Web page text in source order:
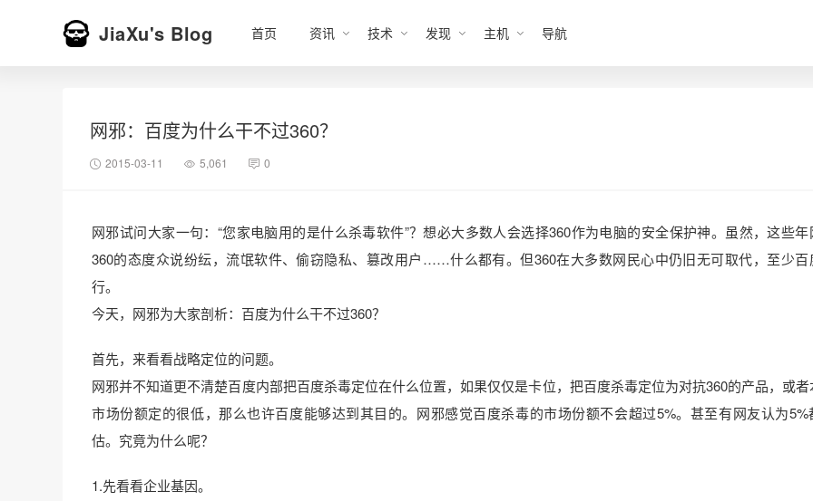
JiaXu's Blog 首页 资讯 技术 发现 主机 导航
网邪：百度为什么干不过360？
2015-03-11 5,061 0
网邪试问大家一句：“您家电脑用的是什么杀毒软件”？想必大多数人会选择360作为电脑的安全保护神。虽然，这些
360的态度众说纷纭，流氓软件、偷窃隐私、篡改用户……什么都有。但360在大多数网民心中仍旧无可取代，至少百
行。
今天，网邪为大家剖析：百度为什么干不过360？
首先，来看看战略定位的问题。
网邪并不知道更不清楚百度内部把百度杀毒定位在什么位置，如果仅仅是卡位，把百度杀毒定位为对抗360的产品，或
市场份额定的很低，那么也许百度能够达到其目的。网邪感觉百度杀毒的市场份额不会超过5%。甚至有网友认为5%
估。究竟为什么呢？
1.先看看企业基因。